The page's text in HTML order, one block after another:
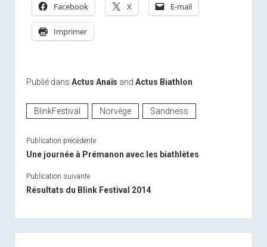
Facebook X E-mail
Imprimer
Publié dans Actus Anaïs and Actus Biathlon
BlinkFestival Norvège Sandness
Publication précédente
Une journée à Prémanon avec les biathlètes
Publication suivante
Résultats du Blink Festival 2014